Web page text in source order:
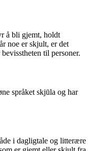
å bli gjemt, holdt
noe er skjult, er det
til personer.
språket skjūla og har
i dagligtale og litterære